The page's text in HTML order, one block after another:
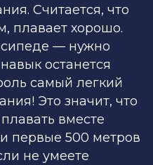
Считается, что
плавает хорошо.
— нужно
останется
самый легкий
Это значит, что
вместе
первые 500 метров
не умеете